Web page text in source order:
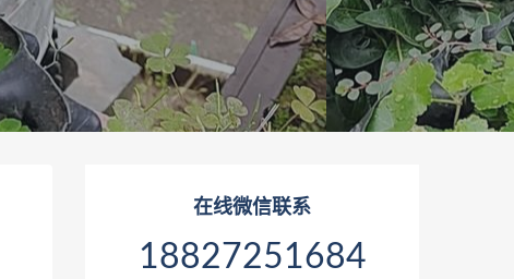
在线微信联系
18827251684